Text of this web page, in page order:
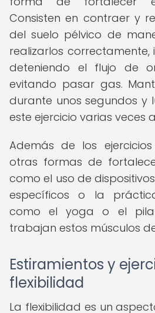
Consisten en contraer y
del suelo pélvico de
realizarlos
deteniendo el flujo de
evitando pasar gas.
durante unos segundos y
este ejercicio varias veces
Además de los
otras formas de
como el uso de
específicos o la
como el yoga o el
trabajan estos músculos
Estiramientos y
flexibilidad
La flexibilidad es un